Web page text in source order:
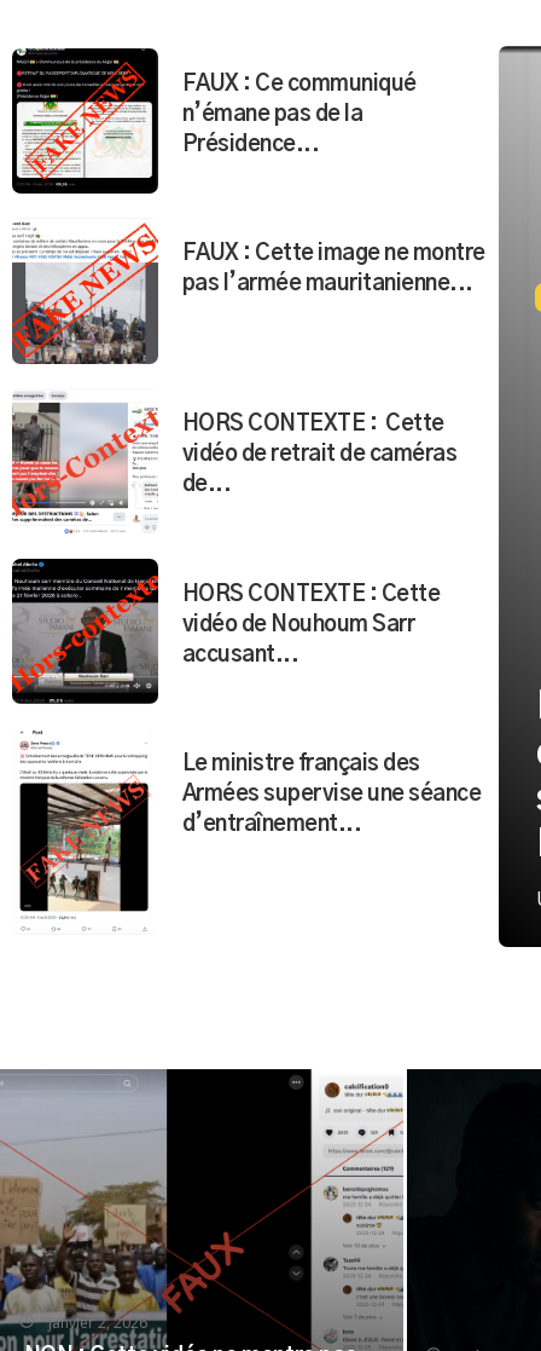
FAUX : Ce communiqué
n’émane pas de la
Présidence...
FAUX : Cette image ne montre
pas l’armée mauritanienne...
HORS CONTEXTE : Cette
vidéo de retrait de caméras
de...
HORS CONTEXTE : Cette
vidéo de Nouhoum Sarr
accusant...
Le ministre français des
Armées supervise une séance
d’entraînement...
janvier 2, 2026